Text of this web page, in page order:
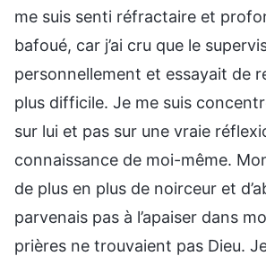
me suis senti réfractaire et
bafoué, car j’ai cru que le
personnellement et essayait de
plus difficile. Je me suis
sur lui et pas sur une vraie
connaissance de moi-même.
de plus en plus de noirceur et
parvenais pas à l’apaiser dans
prières ne trouvaient pas Dieu.